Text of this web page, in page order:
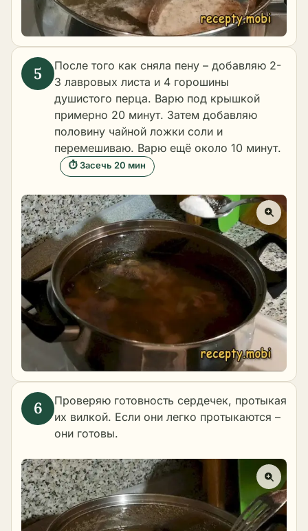
После того как сняла пену – добавляю 2-
3 лавровых листа и 4 горошины
душистого перца. Варю под крышкой
примерно 20 минут. Затем добавляю
половину чайной ложки соли и
перемешиваю. Варю ещё около 10 минут.
⏱ Засечь 20 мин
Проверяю готовность сердечек, протыкая
их вилкой. Если они легко протыкаются –
они готовы.